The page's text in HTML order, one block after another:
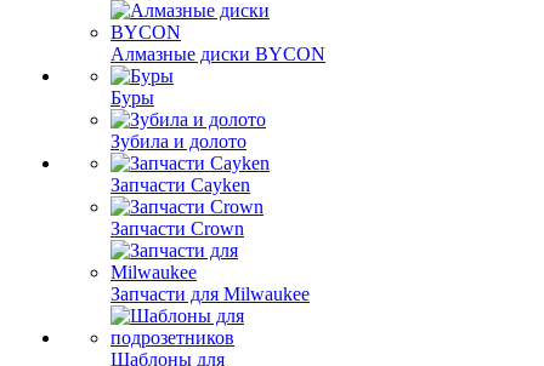
Алмазные диски BYCON
Буры
Зубила и долото
Запчасти Cayken
Запчасти Crown
Запчасти для Milwaukee
Шаблоны для